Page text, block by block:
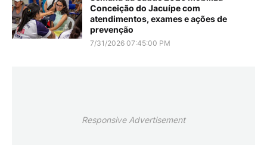
Conceição do Jacuípe com
atendimentos, exames e ações de
prevenção
7/31/2026 07:45:00 PM
Responsive Advertisement